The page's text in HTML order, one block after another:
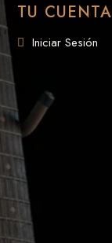
TU CUENTA
Iniciar Sesión